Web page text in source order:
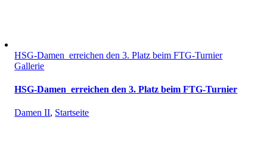
HSG-Damen erreichen den 3. Platz beim FTG-Turnier
Gallerie
HSG-Damen erreichen den 3. Platz beim FTG-Turnier
Damen II, Startseite